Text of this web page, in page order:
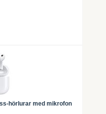
hörlurar med mikrofon